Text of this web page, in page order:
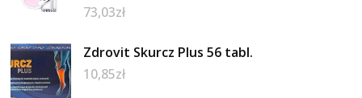
73,03zł
Zdrovit Skurcz Plus 56 tabl.
10,85zł